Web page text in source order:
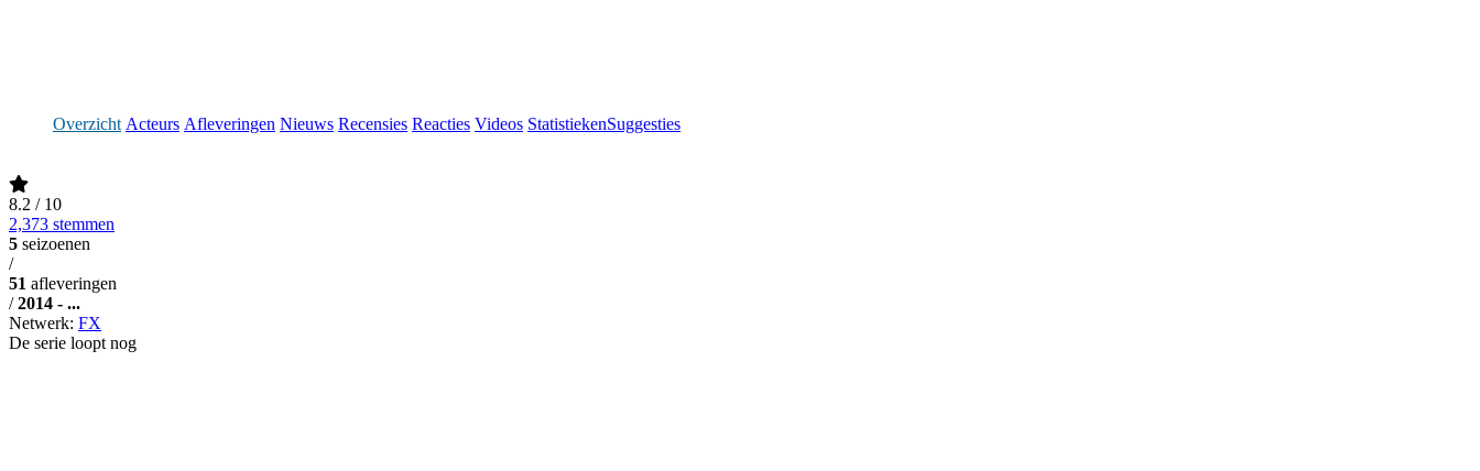
Overzicht Acteurs Afleveringen Nieuws Recensies Reacties Videos StatistiekenSuggesties
8.2 / 10
2,373 stemmen
5 seizoenen
/
51 afleveringen
/ 2014 - ...
Netwerk: FX
De serie loopt nog